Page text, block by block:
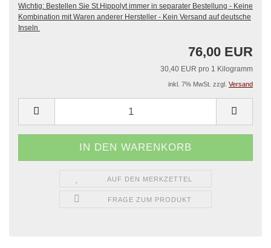
Wichtig: Bestellen Sie St.Hippolyt immer in separater Bestellung - Keine
Kombination mit Waren anderer Hersteller - Kein Versand auf deutsche
Inseln
76,00 EUR
30,40 EUR pro 1 Kilogramm
inkl. 7% MwSt. zzgl. Versand
AUF DEN MERKZETTEL
FRAGE ZUM PRODUKT